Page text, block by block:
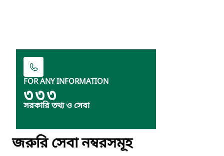
FOR ANY INFORMATION
৩৩৩
সরকারি তথ্য ও সেবা
জরুরি সেবা নম্বরসমূহ